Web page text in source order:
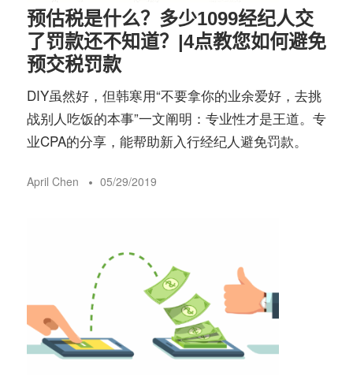
预估税是什么？多少1099经纪人交
了罚款还不知道？|4点教您如何避免
预交税罚款
DIY虽然好，但韩寒用“不要拿你的业余爱好，去挑
战别人吃饭的本事”一文阐明：专业性才是王道。专
业CPA的分享，能帮助新入行经纪人避免罚款。
April Chen 05/29/2019